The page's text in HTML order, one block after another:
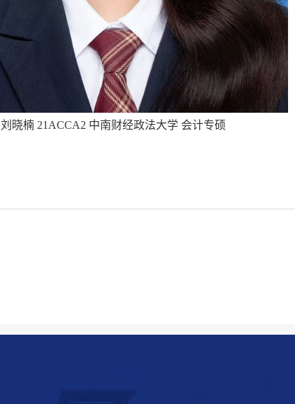
刘晓楠 21ACCA2 中南财经政法大学 会计专硕